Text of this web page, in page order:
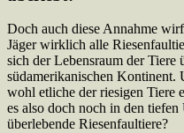
Doch auch diese Annahme
Jäger wirklich alle
sich der Lebensraum der Tiere
südamerikanischen Kontinent.
wohl etliche der riesigen Tiere
es also doch noch in den
überlebende Riesenfaultiere?